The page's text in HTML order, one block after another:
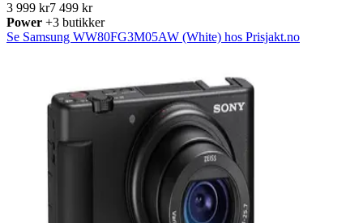
3 999 kr7 499 kr
Power +3 butikker
Se Samsung WW80FG3M05AW (White) hos Prisjakt.no